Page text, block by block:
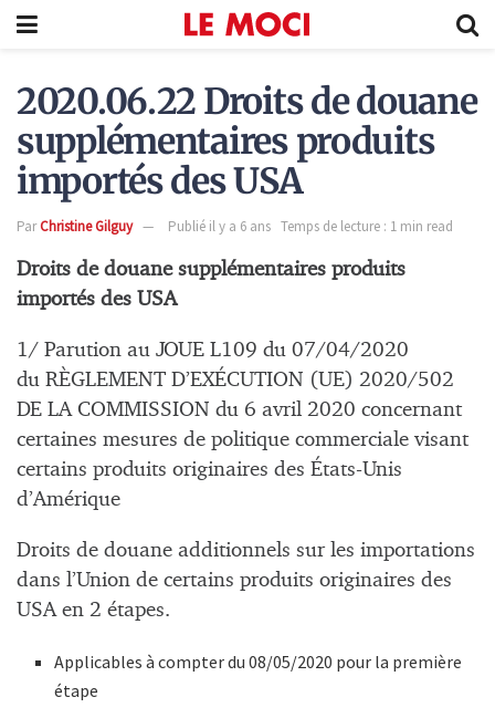
2020.06.22 Droits de douane
supplémentaires produits
importés des USA
ParChristine Gilguy Publié il y a 6 ans Temps de lecture : 1 min read
Droits de douane supplémentaires produits
importés des USA
1/ Parution au JOUE L109 du 07/04/2020
du RÈGLEMENT D’EXÉCUTION (UE) 2020/502
DE LA COMMISSION du 6 avril 2020 concernant
certaines mesures de politique commerciale visant
certains produits originaires des États-Unis
d’Amérique
Droits de douane additionnels sur les importations
dans l’Union de certains produits originaires des
USA en 2 étapes.
Applicables à compter du 08/05/2020 pour la première
étape